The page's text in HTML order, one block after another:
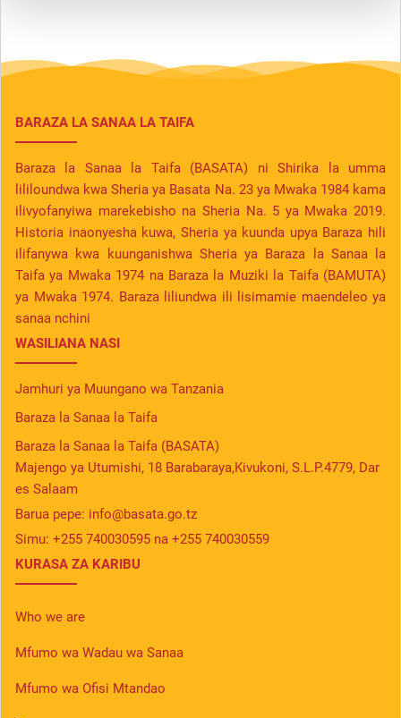
BARAZA LA SANAA LA TAIFA
Baraza la Sanaa la Taifa (BASATA) ni Shirika la umma
lililoundwa kwa Sheria ya Basata Na. 23 ya Mwaka 1984 kama
ilivyofanyiwa marekebisho na Sheria Na. 5 ya Mwaka 2019.
Historia inaonyesha kuwa, Sheria ya kuunda upya Baraza hili
ilifanywa kwa kuunganishwa Sheria ya Baraza la Sanaa la
Taifa ya Mwaka 1974 na Baraza la Muziki la Taifa (BAMUTA)
ya Mwaka 1974. Baraza liliundwa ili lisimamie maendeleo ya
sanaa nchini
WASILIANA NASI
Jamhuri ya Muungano wa Tanzania
Baraza la Sanaa la Taifa
Baraza la Sanaa la Taifa (BASATA)
Majengo ya Utumishi, 18 Barabaraya,Kivukoni, S.L.P.4779, Dar
es Salaam
Barua pepe: info@basata.go.tz
Simu: +255 740030595 na +255 740030559
KURASA ZA KARIBU
Who we are
Mfumo wa Wadau wa Sanaa
Mfumo wa Ofisi Mtandao